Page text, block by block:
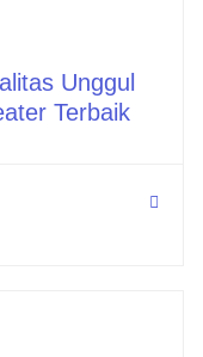
Unggul
Terbaik